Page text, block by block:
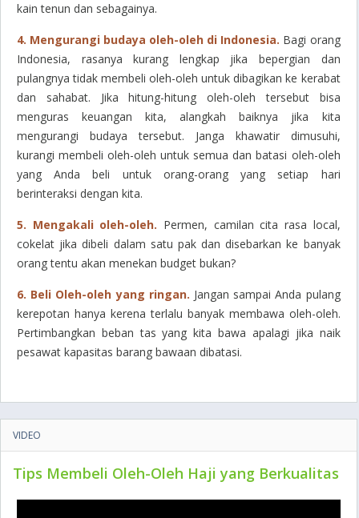
kain tenun dan sebagainya.
4. Mengurangi budaya oleh-oleh di Indonesia. Bagi orang
Indonesia, rasanya kurang lengkap jika bepergian dan
pulangnya tidak membeli oleh-oleh untuk dibagikan ke kerabat
dan sahabat. Jika hitung-hitung oleh-oleh tersebut bisa
menguras keuangan kita, alangkah baiknya jika kita
mengurangi budaya tersebut. Janga khawatir dimusuhi,
kurangi membeli oleh-oleh untuk semua dan batasi oleh-oleh
yang Anda beli untuk orang-orang yang setiap hari
berinteraksi dengan kita.
5. Mengakali oleh-oleh. Permen, camilan cita rasa local,
cokelat jika dibeli dalam satu pak dan disebarkan ke banyak
orang tentu akan menekan budget bukan?
6. Beli Oleh-oleh yang ringan. Jangan sampai Anda pulang
kerepotan hanya kerena terlalu banyak membawa oleh-oleh.
Pertimbangkan beban tas yang kita bawa apalagi jika naik
pesawat kapasitas barang bawaan dibatasi.
VIDEO
Tips Membeli Oleh-Oleh Haji yang Berkualitas